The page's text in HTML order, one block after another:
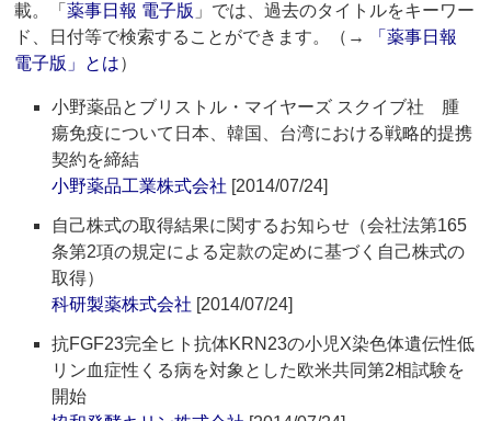
載。「薬事日報 電子版 」では、過去のタイトルをキーワー
ド、日付等で検索することができます。（→
「薬事日報
電子版」とは）
小野薬品とブリストル・マイヤーズ スクイブ社 腫
瘍免疫について日本、韓国、台湾における戦略的提携
契約を締結
小野薬品工業株式会社 [2014/07/24]
自己株式の取得結果に関するお知らせ（会社法第165
条第2項の規定による定款の定めに基づく自己株式の
取得）
科研製薬株式会社 [2014/07/24]
抗FGF23完全ヒト抗体KRN23の小児X染色体遺伝性低
リン血症性くる病を対象とした欧米共同第2相試験を
開始